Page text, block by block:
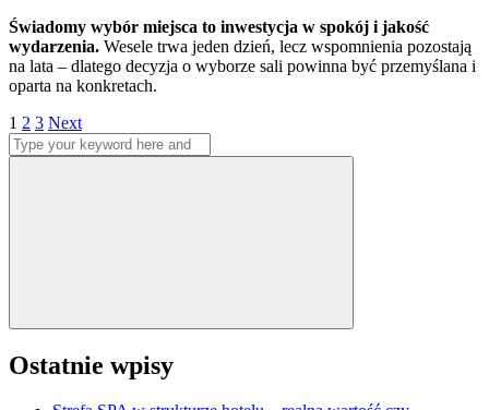
Świadomy wybór miejsca to inwestycja w spokój i jakość
wydarzenia. Wesele trwa jeden dzień, lecz wspomnienia pozostają
na lata – dlatego decyzja o wyborze sali powinna być przemyślana i
oparta na konkretach.
Stronicowanie
wpisów
Page
1 Page
2 Page
3 Next
Search
for:
Ostatnie wpisy